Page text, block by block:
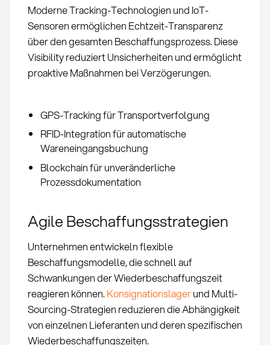
Moderne Tracking-Technologien und IoT-
Sensoren ermöglichen Echtzeit-Transparenz
über den gesamten Beschaffungsprozess. Diese
Visibility reduziert Unsicherheiten und ermöglicht
proaktive Maßnahmen bei Verzögerungen.
GPS-Tracking für Transportverfolgung
RFID-Integration für automatische
Wareneingangsbuchung
Blockchain für unveränderliche
Prozessdokumentation
Agile Beschaffungsstrategien
Unternehmen entwickeln flexible
Beschaffungsmodelle, die schnell auf
Schwankungen der Wiederbeschaffungszeit
reagieren können. Konsignationslagerund Multi-
Sourcing-Strategien reduzieren die Abhängigkeit
von einzelnen Lieferanten und deren spezifischen
Wiederbeschaffungszeiten.